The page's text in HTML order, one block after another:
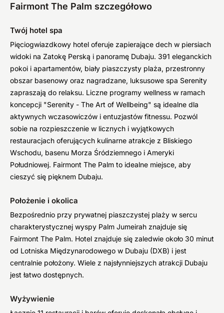
Fairmont The Palm szczegółowo
Twój hotel spa
Pięciogwiazdkowy hotel oferuje zapierające dech w piersiach
widoki na Zatokę Perską i panoramę Dubaju. 391 eleganckich
pokoi i apartamentów, biały piaszczysty plaża, przestronny
obszar basenowy oraz nagradzane, luksusowe spa Serenity
zapraszają do relaksu. Liczne programy wellness w ramach
koncepcji "Serenity - The Art of Wellbeing" są idealne dla
aktywnych wczasowiczów i entuzjastów fitnessu. Pozwól
sobie na rozpieszczenie w licznych i wyjątkowych
restauracjach oferujących kulinarne atrakcje z Bliskiego
Wschodu, basenu Morza Śródziemnego i Ameryki
Południowej. Fairmont The Palm to idealne miejsce, aby
cieszyć się pięknem Dubaju.
Położenie i okolica
Bezpośrednio przy prywatnej piaszczystej plaży w sercu
charakterystycznej wyspy Palm Jumeirah znajduje się
Fairmont The Palm. Hotel znajduje się zaledwie około 30 minut
od Lotniska Międzynarodowego w Dubaju (DXB) i jest
centralnie położony. Wiele z najsłynniejszych atrakcji Dubaju
jest łatwo dostępnych.
Wyżywienie